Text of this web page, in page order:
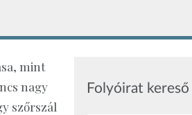
mint
nagy
szőrszál
Folyóirat kereső